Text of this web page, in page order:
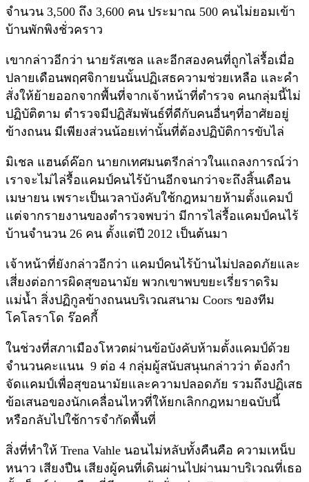
จำนวน 3,500 ถึง 3,600 คน ประมาณ 500 คนไม่ยอมเข้า
บ้านพักพิงชั่วคราว
เขากล่าวอีกว่า นายรัสเซล และอีกสองคนที่ถูกไล่รื้อเมื่อ
ปลายเดือนพฤศจิกายนนั้นปฏิเสธความช่วยเหลือ และคำ
สั่งให้ย้ายออกจากพื้นที่จากเจ้าหน้าที่ตำรวจ คนกลุ่มนี้ไม่
ปฏิบัติตาม ตำรวจมีปฏิสัมพันธ์ที่ดีกับคนอื่นๆที่อาศัยอยู่
ข้างถนน มีเพียงส่วนน้อยเท่านั้นที่ต้องปฏิบัติการขับไล่
มิเชล แฮนด์ค๊อก นายกเทศมนตรีกล่าวในแถลงการณ์ว่า
เราจะไม่ไล่รื้อแคมป์คนไร้บ้านอีกจนกว่าจะถึงสิ้นเดือน
เมษายน เพราะเป็นเวลาบังคับใช้กฎหมายห้ามตั้งแคมป์
แต่จากรายงานของตำรวจพบว่า มีการไล่รื้อแคมป์คนไร้
บ้านจำนวน 26 คน ตั้งแต่ปี 2012 เป็นต้นมา
เจ้าหน้าที่ยังกล่าวอีกว่า แคมป์คนไร้บ้านไม่ปลอดภัยและ
เสี่ยงต่อการผิดสุขอนามัย พวกเขาพบขยะเรี่ยราดริม
แม่น้ำ สิ่งปฏิกูลข้างถนนบริเวณสนาม Coors ของทีม
โคโลราโด ร๊อคกี้
ในช่วงที่สภาเมืองโหวตผ่านข้อบังคับห้ามตั้งแคมป์ด้วย
จำนวนคะแนน 9 ต่อ 4 กลุ่มผู้สนับสนุนกล่าวว่า ต้องกำ
จัดแคมป์เพื่อสุขอนามัยและความปลอดภัย รวมถึงปฏิเสธ
ข้อเสนอของนักเคลื่อนไหวที่ให้ยกเลิกกฎหมายฉบับนี้
หรือกลับไปใช้การจำกัดพื้นที่
สิ่งที่ทำให้ Trena Vahle นอนไม่หลับทั้งคืนคือ ความเหน็บ
หนาว เสียงปืน เสียงผู้คนที่เดินผ่านไปผ่านมาบริเวณที่เธอ